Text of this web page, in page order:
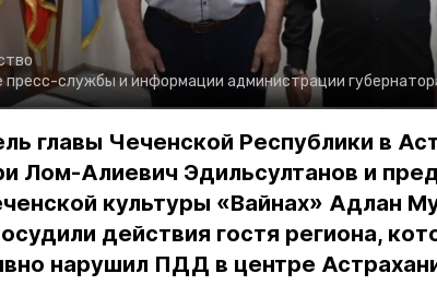
пресс-службы и информации администрации
главы Чеченской Республики в
Лом-Алиевич Эдильсултанов и
культуры «Вайнах» Адлан
действия гостя региона,
нарушил ПДД в центре